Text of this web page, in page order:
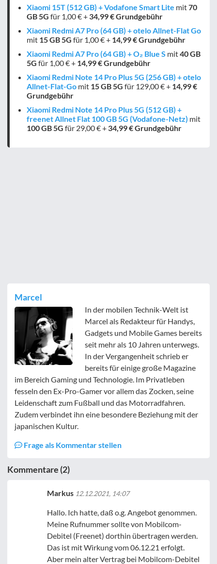
Xiaomi 15T (512 GB) + Vodafone Smart Lite mit70
GB5G für 1,00 € + 34,99 € Grundgebühr
Xiaomi Redmi A7 Pro (64 GB) + otelo Allnet-Flat Go
mit 15 GB5G für 1,00 € + 14,99 € Grundgebühr
Xiaomi Redmi A7 Pro (64 GB) + O₂ Blue S mit40 GB
5G für 1,00 € + 14,99 € Grundgebühr
Xiaomi Redmi Note 14 Pro Plus 5G (256 GB) + otelo
Allnet-Flat-Go mit 15 GB5G für 129,00 € + 14,99 €
Grundgebühr
Xiaomi Redmi Note 14 Pro Plus 5G (512 GB) +
freenet Allnet Flat 100 GB 5G (Vodafone-Netz) mit
100 GB5G für 29,00 € + 34,99 € Grundgebühr
Marcel
In der mobilen Technik-Welt ist
Marcel als Redakteur für Handys,
Gadgets und Mobile Games bereits
seit mehr als 10 Jahren unterwegs.
In der Vergangenheit schrieb er
bereits für einige große Magazine
im Bereich Gaming und Technologie. Im Privatleben
fesseln den Ex-Pro-Gamer vor allem das Zocken, seine
Leidenschaft zum Fußball und das Motorradfahren.
Zudem verbindet ihn eine besondere Beziehung mit der
japanischen Kultur.
Frage als Kommentar stellen
Kommentare (2)
Markus 12.12.2021, 14:07
Hallo. Ich hatte, daß o.g. Angebot genommen.
Meine Rufnummer sollte von Mobilcom-
Debitel (Freenet) dorthin übertragen werden.
Das ist mit Wirkung vom 06.12.21 erfolgt.
Aber mein alter Vertrag bei Mobilcom-Debitel